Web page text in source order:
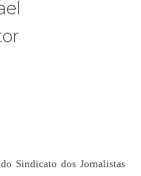
Sindicato dos Jornalistas